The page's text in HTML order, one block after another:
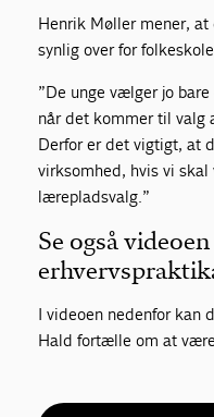
Henrik Møller mener,
synlig over for
”De unge vælger jo
når det kommer til valg
Derfor er det vigtigt, at
virksomhed, hvis vi
lærepladsvalg.”
Se også
I videoen nedenfor kan
Hald fortælle om at